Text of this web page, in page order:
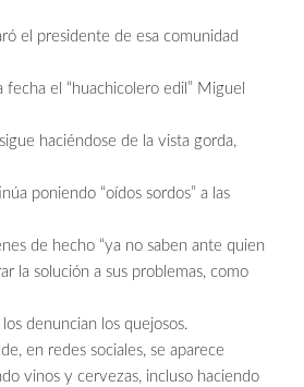
el presidente de esa comunidad
fecha el “huachicolero edil” Miguel
haciéndose de la vista gorda,
poniendo “oídos sordos” a las
de hecho “ya no saben ante quien
la solución a sus problemas, como
denuncian los quejosos.
en redes sociales, se aparece
vinos y cervezas, incluso haciendo